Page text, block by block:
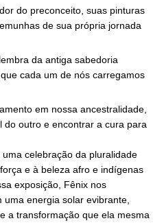
do preconceito, suas pinturas
de sua própria jornada
da antiga sabedoria
cada um de nós carregamos
em nossa ancestralidade,
do outro e encontrar a cura para
celebração da pluralidade
e à beleza afro e indígenas
exposição, Fênix nos
energia solar evibrante,
a transformação que ela mesma